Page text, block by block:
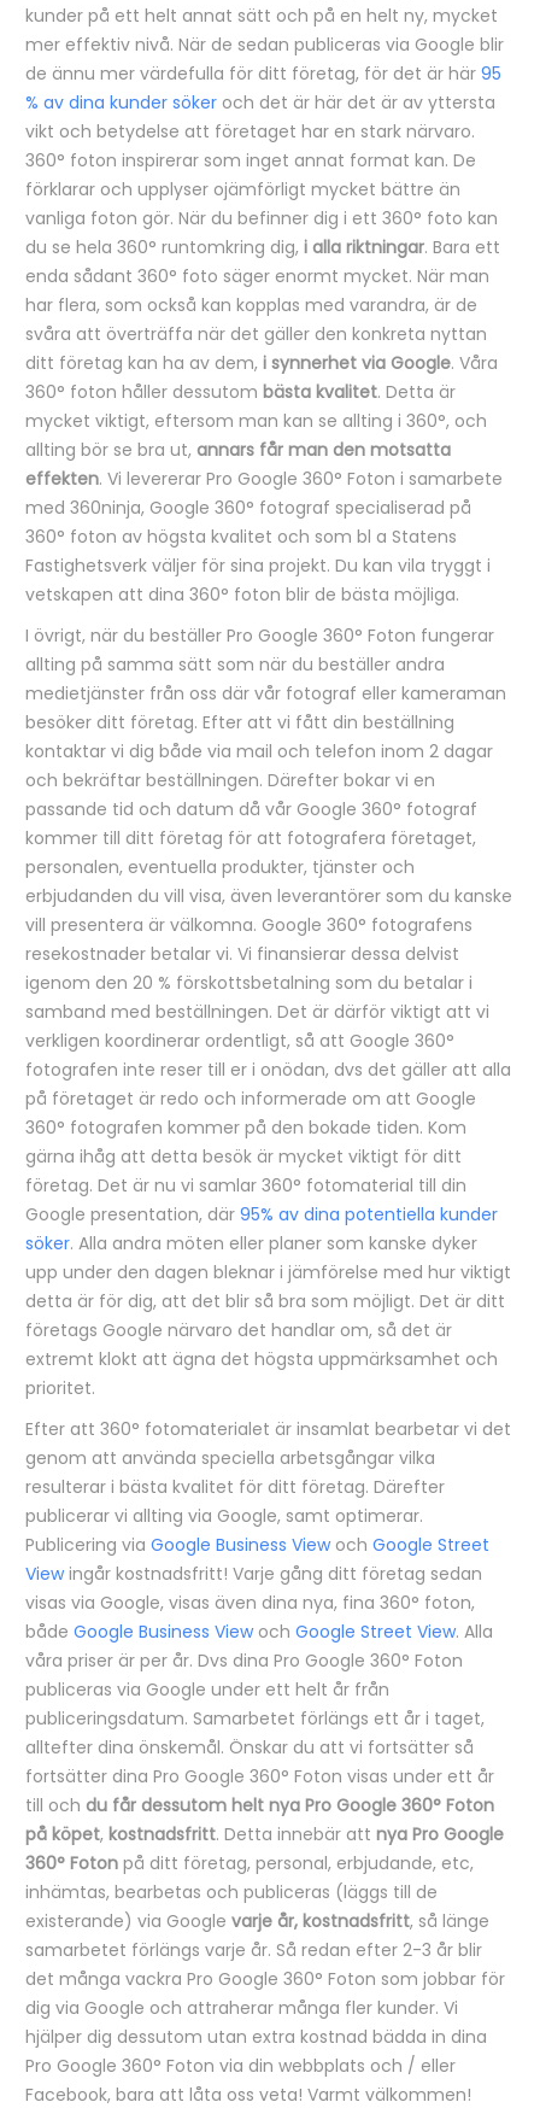
kunder på ett helt annat sätt och på en helt ny, mycket
mer effektiv nivå. När de sedan publiceras via Google blir
de ännu mer värdefulla för ditt företag, för det är här 95
% av dina kunder söker och det är här det är av yttersta
vikt och betydelse att företaget har en stark närvaro.
360° foton inspirerar som inget annat format kan. De
förklarar och upplyser ojämförligt mycket bättre än
vanliga foton gör. När du befinner dig i ett 360° foto kan
du se hela 360° runtomkring dig, i alla riktningar. Bara ett
enda sådant 360° foto säger enormt mycket. När man
har flera, som också kan kopplas med varandra, är de
svåra att överträffa när det gäller den konkreta nyttan
ditt företag kan ha av dem, i synnerhet via Google. Våra
360° foton håller dessutom bästa kvalitet. Detta är
mycket viktigt, eftersom man kan se allting i 360°, och
allting bör se bra ut, annars får man den motsatta
effekten. Vi levererar Pro Google 360° Foton i samarbete
med 360ninja, Google 360° fotograf specialiserad på
360° foton av högsta kvalitet och som bl a Statens
Fastighetsverk väljer för sina projekt. Du kan vila tryggt i
vetskapen att dina 360° foton blir de bästa möjliga.
I övrigt, när du beställer Pro Google 360° Foton fungerar
allting på samma sätt som när du beställer andra
medietjänster från oss där vår fotograf eller kameraman
besöker ditt företag. Efter att vi fått din beställning
kontaktar vi dig både via mail och telefon inom 2 dagar
och bekräftar beställningen. Därefter bokar vi en
passande tid och datum då vår Google 360° fotograf
kommer till ditt företag för att fotografera företaget,
personalen, eventuella produkter, tjänster och
erbjudanden du vill visa, även leverantörer som du kanske
vill presentera är välkomna. Google 360° fotografens
resekostnader betalar vi. Vi finansierar dessa delvist
igenom den 20 % förskottsbetalning som du betalar i
samband med beställningen. Det är därför viktigt att vi
verkligen koordinerar ordentligt, så att Google 360°
fotografen inte reser till er i onödan, dvs det gäller att alla
på företaget är redo och informerade om att Google
360° fotografen kommer på den bokade tiden. Kom
gärna ihåg att detta besök är mycket viktigt för ditt
företag. Det är nu vi samlar 360° fotomaterial till din
Google presentation, där 95% av dina potentiella kunder
söker. Alla andra möten eller planer som kanske dyker
upp under den dagen bleknar i jämförelse med hur viktigt
detta är för dig, att det blir så bra som möjligt. Det är ditt
företags Google närvaro det handlar om, så det är
extremt klokt att ägna det högsta uppmärksamhet och
prioritet.
Efter att 360° fotomaterialet är insamlat bearbetar vi det
genom att använda speciella arbetsgångar vilka
resulterar i bästa kvalitet för ditt företag. Därefter
publicerar vi allting via Google, samt optimerar.
Publicering via Google Business Viewoch Google Street
Viewingår kostnadsfritt! Varje gång ditt företag sedan
visas via Google, visas även dina nya, fina 360° foton,
både Google Business Viewoch Google Street View. Alla
våra priser är per år. Dvs dina Pro Google 360° Foton
publiceras via Google under ett helt år från
publiceringsdatum. Samarbetet förlängs ett år i taget,
alltefter dina önskemål. Önskar du att vi fortsätter så
fortsätter dina Pro Google 360° Foton visas under ett år
till och du får dessutom helt nya Pro Google 360° Foton
på köpet, kostnadsfritt. Detta innebär att nya Pro Google
360° Foton på ditt företag, personal, erbjudande, etc,
inhämtas, bearbetas och publiceras (läggs till de
existerande) via Google varje år, kostnadsfritt, så länge
samarbetet förlängs varje år. Så redan efter 2-3 år blir
det många vackra Pro Google 360° Foton som jobbar för
dig via Google och attraherar många fler kunder. Vi
hjälper dig dessutom utan extra kostnad bädda in dina
Pro Google 360° Foton via din webbplats och / eller
Facebook, bara att låta oss veta! Varmt välkommen!